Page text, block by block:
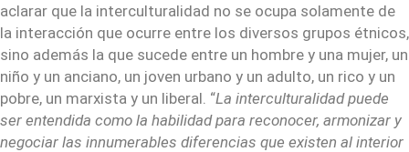
aclarar que la interculturalidad no se ocupa solamente de
la interacción que ocurre entre los diversos grupos étnicos,
sino además la que sucede entre un hombre y una mujer, un
niño y un anciano, un joven urbano y un adulto, un rico y un
pobre, un marxista y un liberal. “La interculturalidad puede
ser entendida como la habilidad para reconocer, armonizar y
negociar las innumerables diferencias que existen al interior